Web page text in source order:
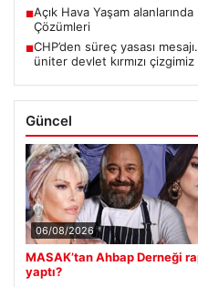
■Açık Hava Yaşam
Çözümleri
■CHP’den süreç yasası
üniter devlet kırmızı çizgimiz
Güncel
06/08/2026
MASAK’tan Ahbap Derneği
yaptı?